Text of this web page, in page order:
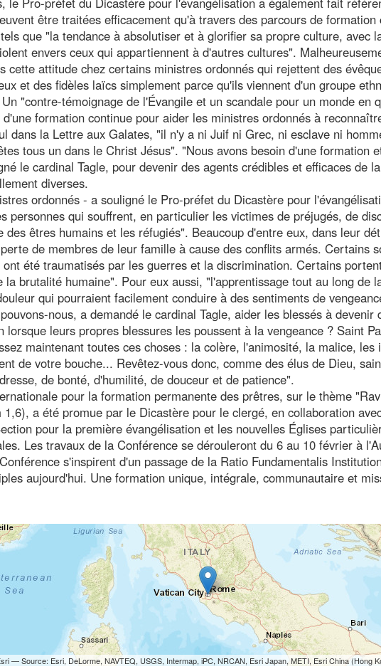
être traitées efficacement qu'à travers des parcours de
que "la tendance à absolutiser et à glorifier sa propre culture, avec
envers ceux qui appartiennent à d'autres cultures".
cette attitude chez certains ministres ordonnés qui rejettent des
et des fidèles laïcs simplement parce qu'ils viennent d'un groupe
"contre-témoignage de l'Évangile et un scandale pour un monde en
formation continue pour aider les ministres ordonnés à
dans la Lettre aux Galates, "il n'y a ni Juif ni Grec, ni esclave ni
tous un dans le Christ Jésus". "Nous avons besoin d'une formation
le cardinal Tagle, pour devenir des agents crédibles et efficaces de
diverses.
ordonnés - a souligné le Pro-préfet du Dicastère pour
personnes qui souffrent, en particulier les victimes de préjugés, de
des êtres humains et les réfugiés". Beaucoup d'entre eux, dans leur
de membres de leur famille à cause des conflits armés. Certains
été traumatisés par les guerres et la discrimination. Certains
la brutalité humaine". Pour eux aussi, "l'apprentissage tout au long de
qui pourraient facilement conduire à des sentiments de
nous, a demandé le cardinal Tagle, aider les blessés à devenir
lorsque leurs propres blessures les poussent à la vengeance ? Saint
maintenant toutes ces choses : la colère, l'animosité, la malice, les
de votre bouche... Revêtez-vous donc, comme des élus de Dieu,
de bonté, d'humilité, de douceur et de patience".
pour la formation permanente des prêtres, sur le thème
1,6), a été promue par le Dicastère pour le clergé, en collaboration
pour la première évangélisation et les nouvelles Églises
Les travaux de la Conférence se dérouleront du 6 au 10 février à
s'inspirent d'un passage de la Ratio Fundamentalis
aujourd'hui. Une formation unique, intégrale, communautaire et
— Source: Esri, DeLorme, NAVTEQ, USGS, Intermap, iPC, NRCAN, Esri Japan, METI, Esri China (Hong